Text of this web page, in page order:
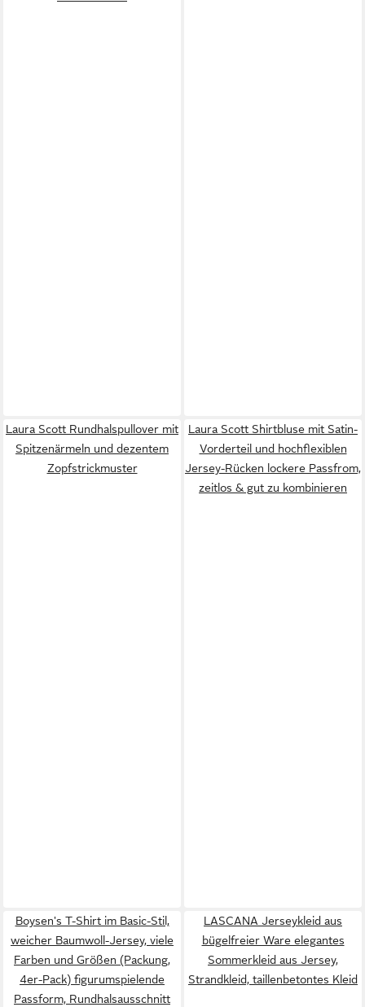
Laura Scott Rundhalspullover mit
Spitzenärmeln und dezentem
Zopfstrickmuster
Laura Scott Shirtbluse mit Satin-
Vorderteil und hochflexiblen
Jersey-Rücken lockere Passfrom,
zeitlos & gut zu kombinieren
Boysen's T-Shirt im Basic-Stil,
weicher Baumwoll-Jersey, viele
Farben und Größen (Packung,
4er-Pack) figurumspielende
Passform, Rundhalsausschnitt
LASCANA Jerseykleid aus
bügelfreier Ware elegantes
Sommerkleid aus Jersey,
Strandkleid, taillenbetontes Kleid